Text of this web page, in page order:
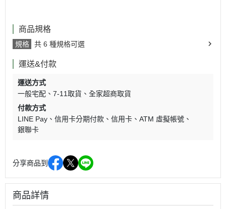
商品規格
規格 共 6 種規格可選
運送&付款
運送方式
一般宅配
7-11取貨
全家超商取貨
付款方式
LINE Pay
信用卡分期付款 信用卡
ATM 虛擬帳號
銀聯卡
分享商品到
商品詳情